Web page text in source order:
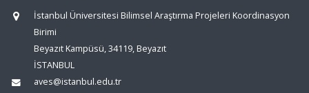
İstanbul Üniversitesi Bilimsel Araştırma Projeleri Koordinasyon
Birimi
Beyazıt Kampüsü, 34119, Beyazıt
İSTANBUL
aves@istanbul.edu.tr